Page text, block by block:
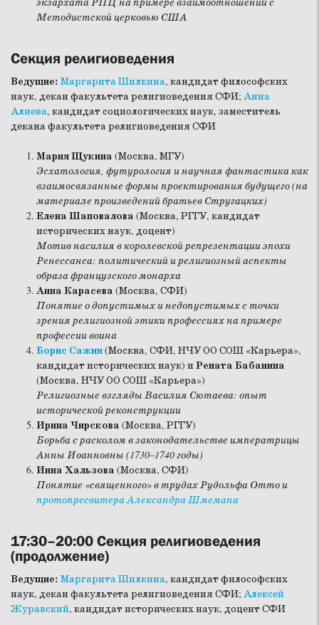
экзархата РПЦ на примере взаимоотношений с
Методистской церковью США
Секция религиоведения
Ведущие: Маргарита Шилкина, кандидат философских
наук, декан факультета религиоведения СФИ; Анна
Алиева, кандидат социологических наук, заместитель
декана факультета религиоведения СФИ
Мария Щукина (Москва, МГУ)
Эсхатология, футурология и научная фантастика как
взаимосвязанные формы проектирования будущего (на
материале произведений братьев Стругацких)
Елена Шаповалова (Москва, РГГУ, кандидат
исторических наук, доцент)
Мотив насилия в королевской репрезентации эпохи
Ренессанса: политический и религиозный аспекты
образа французского монарха
Анна Карасева (Москва, СФИ)
Понятие о допустимых и недопустимых с точки
зрения религиозной этики профессиях на примере
профессии воина
Борис Сажин(Москва, СФИ, НЧУ ОО СОШ «Карьера»,
кандидат исторических наук) иРената Бабанина
(Москва, НЧУ ОО СОШ «Карьера»)
Религиозные взгляды Василия Сютаева: опыт
исторической реконструкции
Ирина Чирскова (Москва, РГГУ)
Борьба с расколом в законодательстве императрицы
Анны Иоанновны (1730–1740 годы)
Инна Хальзова (Москва, СФИ)
Понятие «священного» в трудах Рудольфа Отто и
протопресвитера Александра Шмемана
17:30–20:00 Секция религиоведения
(продолжение)
Ведущие: Маргарита Шилкина, кандидат философских
наук, декан факультета религиоведения СФИ; Алексей
Журавский, кандидат исторических наук, доцент СФИ